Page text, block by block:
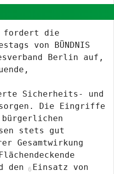
fordert die
von BÜNDNIS
Berlin auf,
Sicherheits- und
Die Eingriffe
stets gut
Gesamtwirkung
den Einsatz von